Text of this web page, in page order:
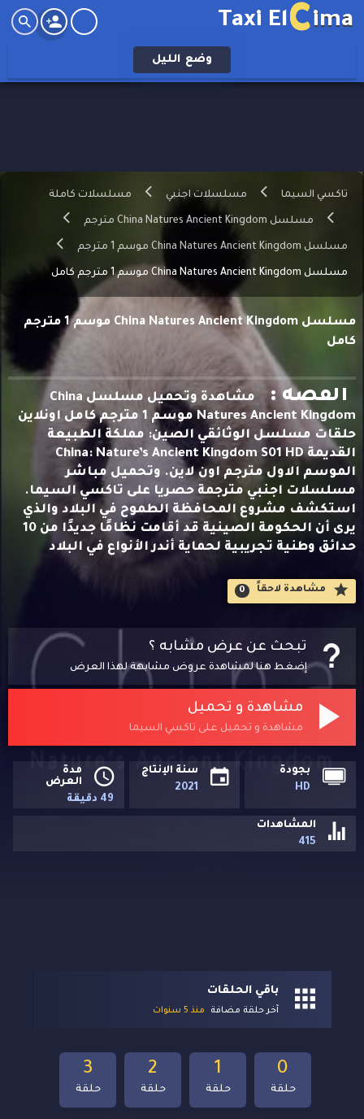
Taxi ElCima
وضع الليل
تاكسي السيما مسلسلات اجنبي مسلسلات كاملة
مسلسل China Natures Ancient Kingdom مترجم
مسلسل China Natures Ancient Kingdom موسم 1 مترجم
مسلسل China Natures Ancient Kingdom موسم 1 مترجم كامل
مسلسل China Natures Ancient Kingdom موسم 1 مترجم
كامل
القصه :
مشاهدة وتحميل مسلسل China
Natures Ancient Kingdom موسم 1 مترجم كامل اونلاين
حلقات مسلسل الوثائقي الصين: مملكة الطبيعة
القديمة China: Nature’s Ancient Kingdom S01 HD
الموسم الاول مترجم اون لاين. وتحميل مباشر
مسلسلات اجنبي مترجمة حصريا على تاكسي السيما.
استكشف مشروع المحافظة الطموح في البلاد والذي
يرى أن الحكومة الصينية قد أقامت نظامًا جديدًا من 10
حدائق وطنية تجريبية لحماية أندر الأنواع في البلاد
مشاهدة لاحقاََ 0
تبحث عن عرض مشابه ؟
إضغط هنا لمشاهدة عروض مشابهة لهذا العرض
مشاهدة و تحميل
مشاهدة و تحميل على تاكسي السيما
بجودة
HD
سنة الإنتاج
2021
مدة
العرض
49 دقيقة
المشاهدات
415
باقي الحلقات
آخر حلقة مضافة منذ 5 سنوات
3
حلقة
2
حلقة
1
حلقة
0
حلقة